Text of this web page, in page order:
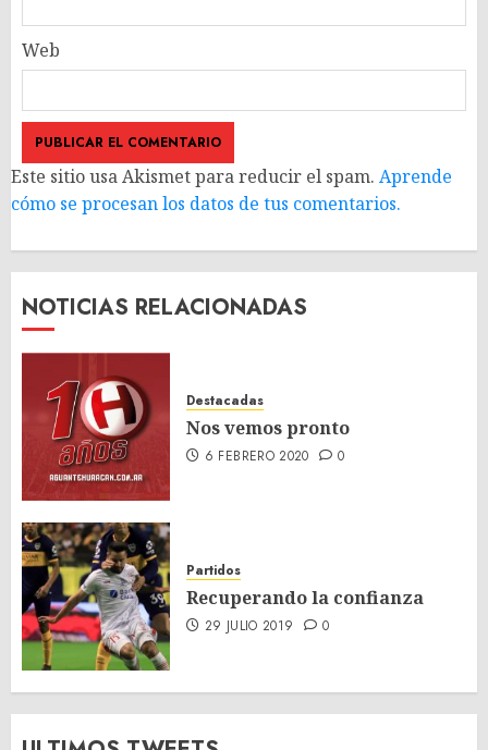
Web
Este sitio usa Akismet para reducir el spam. Aprende
cómo se procesan los datos de tus comentarios.
NOTICIAS RELACIONADAS
Destacadas
Nos vemos pronto
6 FEBRERO 2020 0
Partidos
Recuperando la confianza
29 JULIO 2019 0